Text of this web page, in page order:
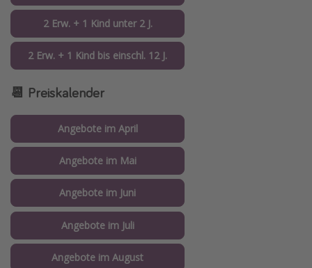
2 Erw. + 1 Kind unter 2 J.
2 Erw. + 1 Kind bis einschl. 12 J.
📆 Preiskalender
Angebote im April
Angebote im Mai
Angebote im Juni
Angebote im Juli
Angebote im August